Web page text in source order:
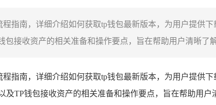
指南，详细介绍如何获取tp钱包最新版本，为用户提供
接收资产的相关准备和操作要点，旨在帮助用户清晰了
指南，详细介绍如何获取tp钱包最新版本，为用户提供
TP钱包接收资产的相关准备和操作要点，旨在帮助用